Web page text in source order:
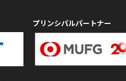
プリンシパルパートナー